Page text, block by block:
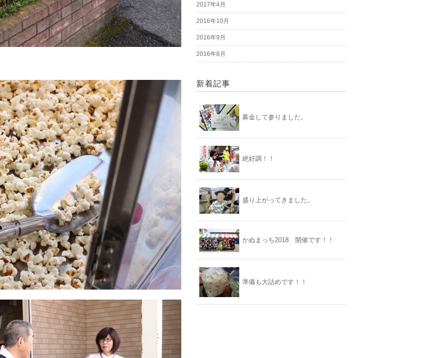
2017年4月
2016年10月
2016年9月
2016年8月
新着記事
募金して参りました。
絶好調！！
盛り上がってきました。
かぬまっち2018 開催です！！
準備も大詰めです！！